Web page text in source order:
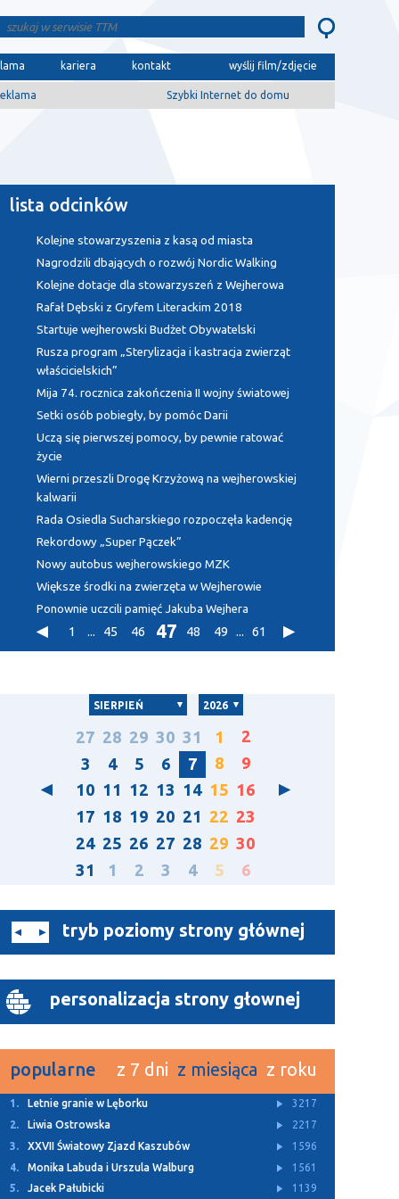
kariera kontakt wyślij film/zdjęcie
Szybki Internet do domu
lista odcinków
Kolejne stowarzyszenia z kasą od miasta
Nagrodzili dbających o rozwój Nordic Walking
Kolejne dotacje dla stowarzyszeń z Wejherowa
Rafał Dębski z Gryfem Literackim 2018
Startuje wejherowski Budżet Obywatelski
Rusza program „Sterylizacja i kastracja zwierząt
właścicielskich”
Mija 74. rocznica zakończenia II wojny światowej
Setki osób pobiegły, by pomóc Darii
Uczą się pierwszej pomocy, by pewnie ratować
życie
Wierni przeszli Drogę Krzyżową na wejherowskiej
kalwarii
Rada Osiedla Sucharskiego rozpoczęła kadencję
Rekordowy „Super Pączek”
Nowy autobus wejherowskiego MZK
Większe środki na zwierzęta w Wejherowie
Ponownie uczcili pamięć Jakuba Wejhera
1 ... 45 46 47 48 49 ... 61
SIERPIEŃ 2026
27 28 29 30 31 1
2
3
4 5 6 7 8
9
10 11 12 13 14 15 16
17 18 19 20 21 22 23
24 25 26 27 28 29 30
31
1 2 3 4 5 6
tryb poziomy strony głównej
personalizacja strony głownej
popularne z 7 dni z miesiąca z roku
1. Letnie granie w Lęborku
3217
2.
Liwia Ostrowska
2217
3.
XXVII Światowy Zjazd Kaszubów
1596
4.
Monika Labuda i Urszula Walburg
1561
5.
Jacek Pałubicki 1139